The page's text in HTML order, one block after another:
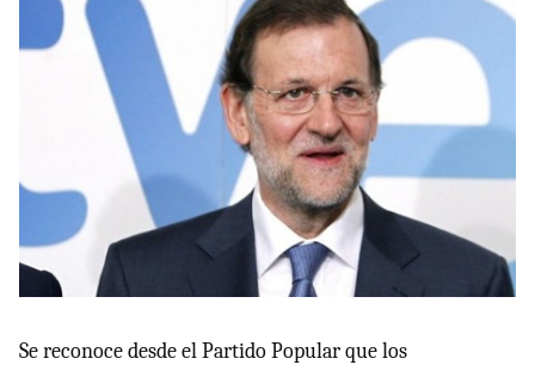
Se reconoce desde el Partido Popular que los